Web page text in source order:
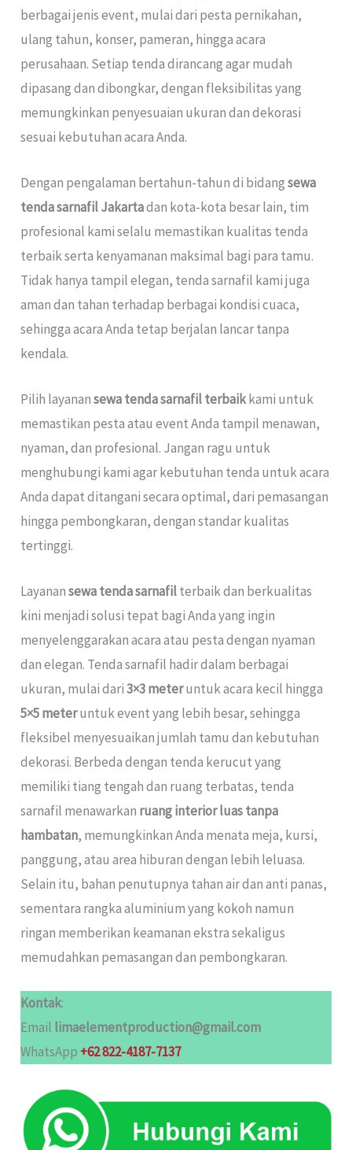
berbagai jenis event, mulai dari pesta pernikahan,
ulang tahun, konser, pameran, hingga acara
perusahaan. Setiap tenda dirancang agar mudah
dipasang dan dibongkar, dengan fleksibilitas yang
memungkinkan penyesuaian ukuran dan dekorasi
sesuai kebutuhan acara Anda.
Dengan pengalaman bertahun-tahun di bidangsewa
tenda sarnafil Jakartadan kota-kota besar lain, tim
profesional kami selalu memastikan kualitas tenda
terbaik serta kenyamanan maksimal bagi para tamu.
Tidak hanya tampil elegan, tenda sarnafil kami juga
aman dan tahan terhadap berbagai kondisi cuaca,
sehingga acara Anda tetap berjalan lancar tanpa
kendala.
Pilih layanansewa tenda sarnafil terbaikkami untuk
memastikan pesta atau event Anda tampil menawan,
nyaman, dan profesional. Jangan ragu untuk
menghubungi kami agar kebutuhan tenda untuk acara
Anda dapat ditangani secara optimal, dari pemasangan
hingga pembongkaran, dengan standar kualitas
tertinggi.
Layanansewa tenda sarnafilterbaik dan berkualitas
kini menjadi solusi tepat bagi Anda yang ingin
menyelenggarakan acara atau pesta dengan nyaman
dan elegan. Tenda sarnafil hadir dalam berbagai
ukuran, mulai dari3×3 meteruntuk acara kecil hingga
5×5 meteruntuk event yang lebih besar, sehingga
fleksibel menyesuaikan jumlah tamu dan kebutuhan
dekorasi. Berbeda dengan tenda kerucut yang
memiliki tiang tengah dan ruang terbatas, tenda
sarnafil menawarkan ruang interior luas tanpa
hambatan, memungkinkan Anda menata meja, kursi,
panggung, atau area hiburan dengan lebih leluasa.
Selain itu, bahan penutupnya tahan air dan anti panas,
sementara rangka aluminium yang kokoh namun
ringan memberikan keamanan ekstra sekaligus
memudahkan pemasangan dan pembongkaran.
Kontak:
Email limaelementproduction@gmail.com
WhatsApp +62 822-4187-7137